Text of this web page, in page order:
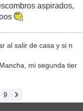
aspirados,
al salir de casa y si n
mi segunda tier
9